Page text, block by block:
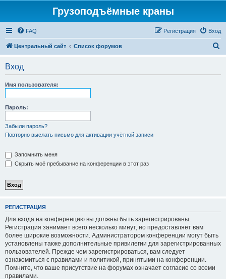
Грузоподъёмные краны
FAQ Вход
Регистрация
Центральный сайт Список форумов
Вход
Имя пользователя:
Пароль:
Забыли пароль?
Повторно выслать письмо для активации учётной записи
Запомнить меня
Скрыть моё пребывание на конференции в этот раз
РЕГИСТРАЦИЯ
Для входа на конференцию вы должны быть зарегистрированы.
Регистрация занимает всего несколько минут, но предоставляет вам
более широкие возможности. Администратором конференции могут быть
установлены также дополнительные привилегии для зарегистрированных
пользователей. Прежде чем зарегистрироваться, вам следует
ознакомиться с правилами и политикой, принятыми на конференции.
Помните, что ваше присутствие на форумах означает согласие со всеми
правилами.